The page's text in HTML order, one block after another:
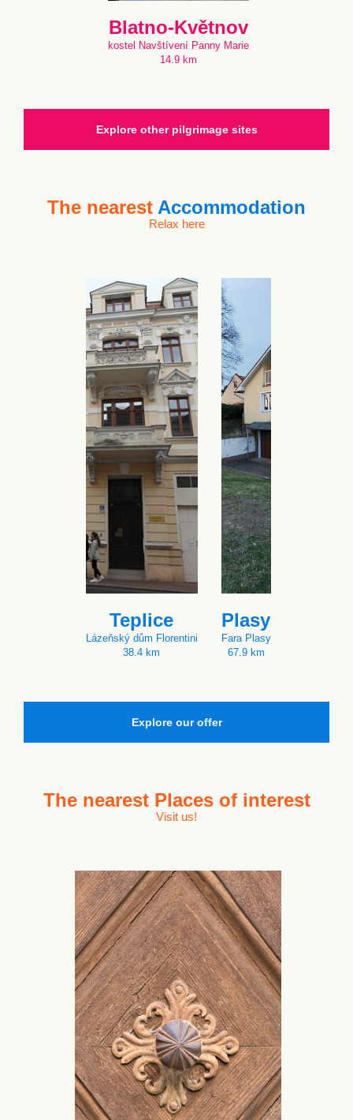
Blatno-Květnov
kostel Navštívení Panny Marie
14.9 km
Explore other pilgrimage sites
The nearest Accommodation
Relax here
Teplice
Lázeňský dům Florentini
38.4 km
Plasy
Fara Plasy
67.9 km
Explore our offer
The nearest Places of interest
Visit us!